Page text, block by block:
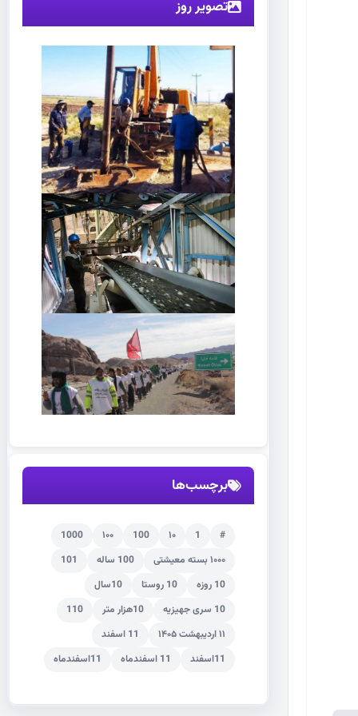
تصویر روز
برچسب‌ها
#
1 ۱۰ 100 ۱۰۰
1000
۱۰۰۰ بسته معیشتی
100 ساله
101
10 روزه
10 روستا
10سال
10 سری جهیزیه
10هزار متر
110
۱۱ اردیبهشت ۱۴۰۵
11 اسفند
11اسفند
11 اسفندماه 11اسفندماه